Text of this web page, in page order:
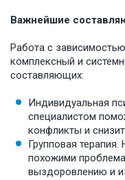
Важнейшие
Работа с
комплексный и
составляющих:
Индивидуальная
специалистом
конфликты и
Групповая
похожими
выздоровлению и